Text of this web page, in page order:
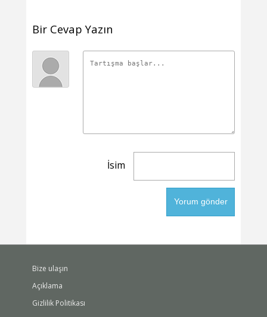
Bir Cevap Yazın
İsim
Bize ulaşın
Açıklama
Gizlilik Politikası